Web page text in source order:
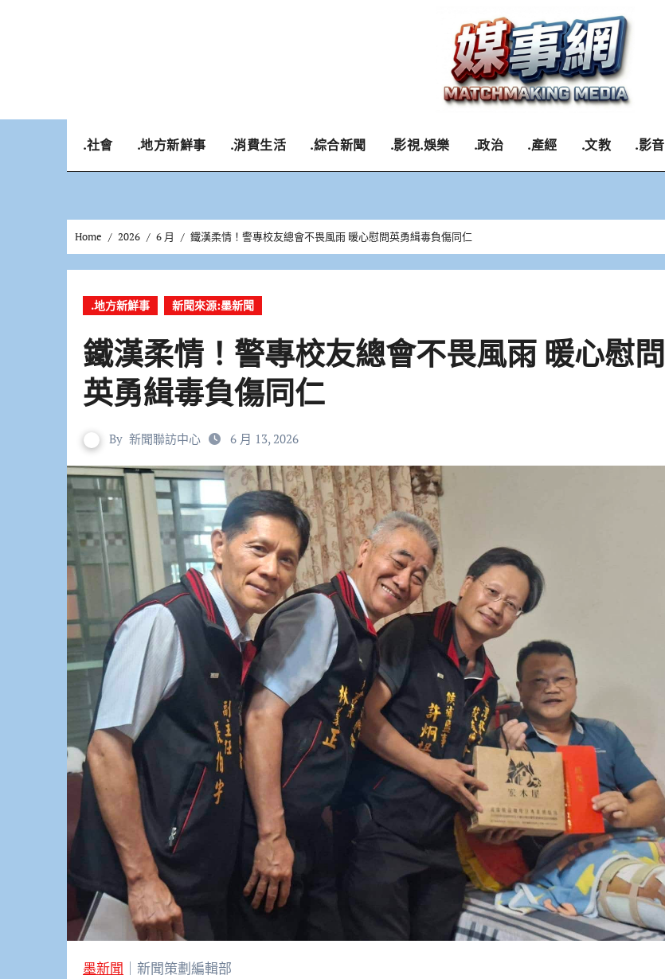
.社會 .地方新鮮事 .消費生活 .綜合新聞 .影視.娛樂 .政治 .產經 .文教 .影音
Home 2026 6 月 鐵漢柔情！警專校友總會不畏風雨 暖心慰問英勇緝毒負傷同仁
.地方新鮮事 新聞來源:墨新聞
鐵漢柔情！警專校友總會不畏風雨 暖心慰問
英勇緝毒負傷同仁
By 新聞聯訪中心 6 月 13, 2026
墨新聞 ｜新聞策劃編輯部